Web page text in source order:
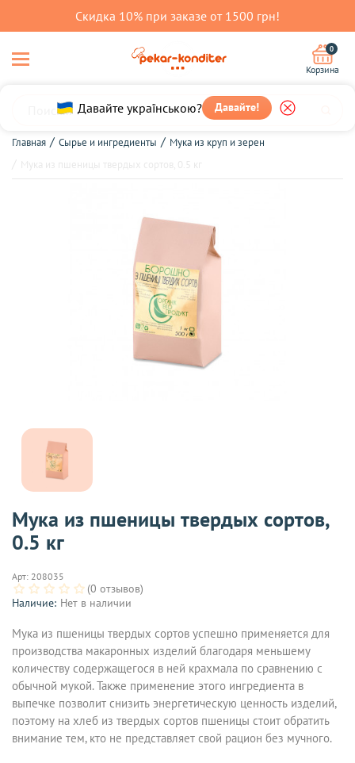
Скидка 10% при заказе от 1500 грн!
Давайте українською? Давайте!
0
Корзина
Главная Сырье и ингредиенты
Мука из круп и зерен
Мука из пшеницы твердых сортов,
0.5 кг
Арт: 208035
(0 отзывов)
Наличие: Нет в наличии
Мука из пшеницы твердых сортов успешно применяется для
производства макаронных изделий благодаря меньшему
количеству содержащегося в ней крахмала по сравнению с
обычной мукой. Также применение этого ингредиента в
выпечке позволит снизить энергетическую ценность изделий,
поэтому на хлеб из твердых сортов пшеницы стоит обратить
внимание тем, кто не представляет свой рацион без мучного.